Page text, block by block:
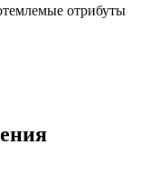
отрибуты